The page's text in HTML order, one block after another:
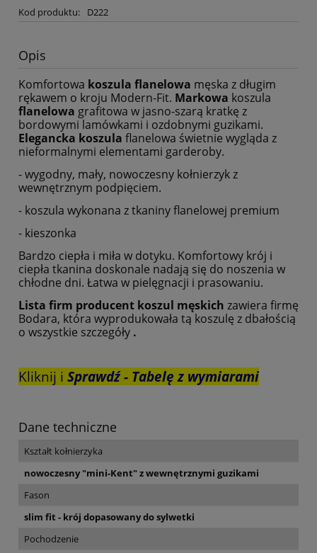
Kod produktu: D222
Opis
Komfortowa koszula flanelowa męska z długim
rękawem o kroju Modern-Fit. Markowa koszula
flanelowa grafitowa w jasno-szarą kratkę z
bordowymi lamówkami i ozdobnymi guzikami.
Elegancka koszula flanelowa świetnie wygląda z
nieformalnymi elementami garderoby.
- wygodny, mały, nowoczesny kołnierzyk z
wewnętrznym podpięciem.
- koszula wykonana z tkaniny flanelowej premium
- kieszonka
Bardzo ciepła i miła w dotyku. Komfortowy krój i
ciepła tkanina doskonale nadają się do noszenia w
chłodne dni. Łatwa w pielęgnacji i prasowaniu.
Lista firm producent koszul męskich zawiera firmę
Bodara, która wyprodukowała tą koszulę z dbałością
o wszystkie szczegóły .
Kliknij i Sprawdź - Tabelę z wymiarami
Dane techniczne
Kształt kołnierzyka
nowoczesny "mini-Kent" z wewnętrznymi guzikami
Fason
slim fit - krój dopasowany do sylwetki
Pochodzenie